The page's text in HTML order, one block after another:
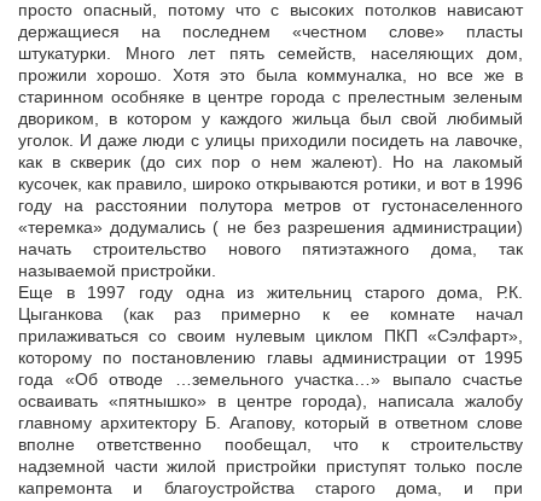
просто опасный, потому что с высоких потолков нависают
держащиеся на последнем «честном слове» пласты
штукатурки. Много лет пять семейств, населяющих дом,
прожили хорошо. Хотя это была коммуналка, но все же в
старинном особняке в центре города с прелестным зеленым
двориком, в котором у каждого жильца был свой любимый
уголок. И даже люди с улицы приходили посидеть на лавочке,
как в скверик (до сих пор о нем жалеют). Но на лакомый
кусочек, как правило, широко открываются ротики, и вот в 1996
году на расстоянии полутора метров от густонаселенного
«теремка» додумались ( не без разрешения администрации)
начать строительство нового пятиэтажного дома, так
называемой пристройки.
Еще в 1997 году одна из жительниц старого дома, Р.К.
Цыганкова (как раз примерно к ее комнате начал
прилаживаться со своим нулевым циклом ПКП «Сэлфарт»,
которому по постановлению главы администрации от 1995
года «Об отводе …земельного участка…» выпало счастье
осваивать «пятнышко» в центре города), написала жалобу
главному архитектору Б. Агапову, который в ответном слове
вполне ответственно пообещал, что к строительству
надземной части жилой пристройки приступят только после
капремонта и благоустройства старого дома, и при